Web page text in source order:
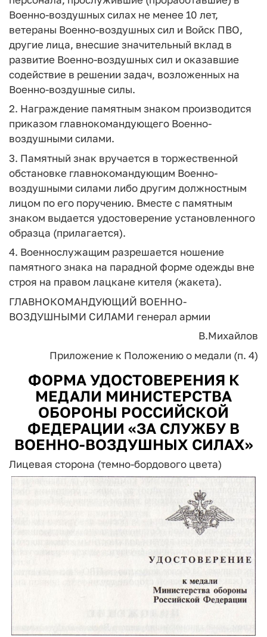
Военно-воздушных силах не менее 10 лет,
ветераны Военно-воздушных сил и Войск ПВО,
другие лица, внесшие значительный вклад в
развитие Военно-воздушных сил и оказавшие
содействие в решении задач, возложенных на
Военно-воздушные силы.
2. Награждение памятным знаком производится
приказом главнокомандующего Военно-
воздушными силами.
3. Памятный знак вручается в торжественной
обстановке главнокомандующим Военно-
воздушными силами либо другим должностным
лицом по его поручению. Вместе с памятным
знаком выдается удостоверение установленного
образца (прилагается).
4. Военнослужащим разрешается ношение
памятного знака на парадной форме одежды вне
строя на правом лацкане кителя (жакета).
ГЛАВНОКОМАНДУЮЩИЙ ВОЕННО-
ВОЗДУШНЫМИ СИЛАМИ генерал армии
В.Михайлов
Приложение к Положению о медали (п. 4)
ФОРМА УДОСТОВЕРЕНИЯ К
МЕДАЛИ МИНИСТЕРСТВА
ОБОРОНЫ РОССИЙСКОЙ
ФЕДЕРАЦИИ «ЗА СЛУЖБУ В
ВОЕННО-ВОЗДУШНЫХ СИЛАХ»
Лицевая сторона (темно-бордового цвета)